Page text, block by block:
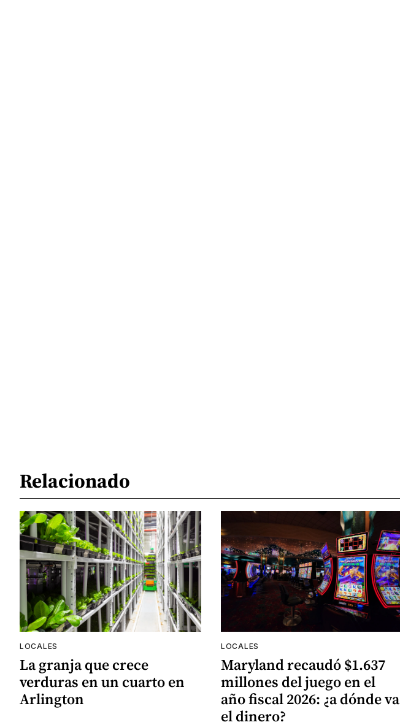
Relacionado
LOCALES
La granja que crece
verduras en un cuarto en
Arlington
LOCALES
Maryland recaudó $1.637
millones del juego en el
año fiscal 2026: ¿a dónde va
el dinero?